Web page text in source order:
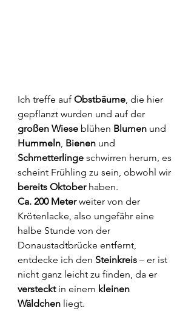
Ich treffe auf Obstbäume, die hier
gepflanzt wurden und auf der
großen Wiese blühen Blumen und
Hummeln, Bienen und
Schmetterlinge schwirren herum, es
scheint Frühling zu sein, obwohl wir
bereits Oktober haben.
Ca. 200 Meter weiter von der
Krötenlacke, also ungefähr eine
halbe Stunde von der
Donaustadtbrücke entfernt,
entdecke ich den Steinkreis – er ist
nicht ganz leicht zu finden, da er
versteckt in einem kleinen
Wäldchen liegt.